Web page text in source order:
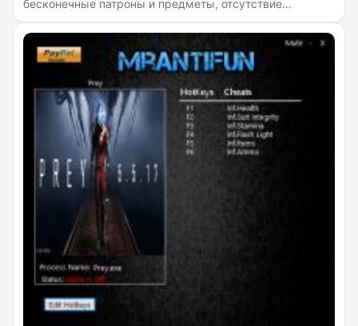
бесконечные патроны и предметы, отсутствие
бесконечный фонарик, бесконечную выносливость,
бесконечный пси потенциал, бесконечное время
использования пси, бесконечные аптечки, убийство с
одного удара, лёгкие убийства.